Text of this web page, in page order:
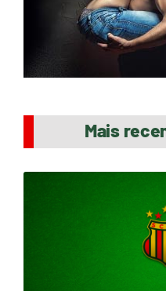
Mais